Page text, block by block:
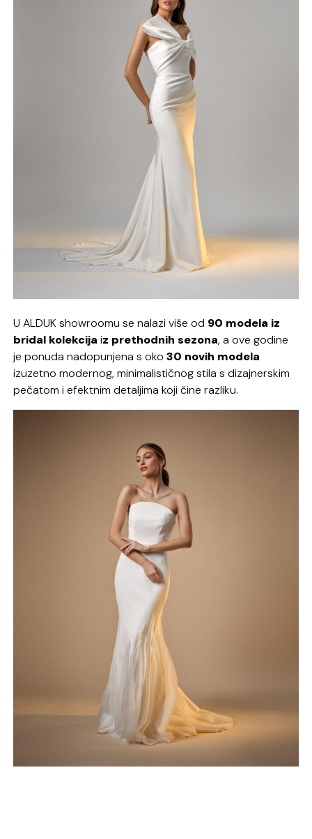
U ALDUK showroomu se nalazi više od 90 modela iz
bridal kolekcija iz prethodnih sezona, a ove godine
je ponuda nadopunjena s oko30 novih modela
izuzetno modernog, minimalističnog stila s dizajnerskim
pečatom i efektnim detaljima koji čine razliku.